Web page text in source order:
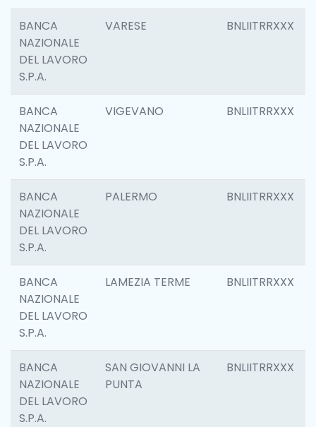
BANCA
NAZIONALE
DEL LAVORO
S.P.A.
VARESE BNLIITRRXXX
BANCA
NAZIONALE
DEL LAVORO
S.P.A.
VIGEVANO BNLIITRRXXX
BANCA
NAZIONALE
DEL LAVORO
S.P.A.
PALERMO BNLIITRRXXX
BANCA
NAZIONALE
DEL LAVORO
S.P.A.
LAMEZIA TERME BNLIITRRXXX
BANCA
NAZIONALE
DEL LAVORO
S.P.A.
SAN GIOVANNI LA
PUNTA
BNLIITRRXXX